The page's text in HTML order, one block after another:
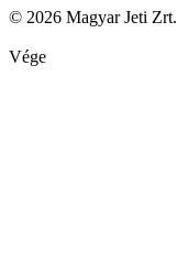
© 2026 Magyar Jeti Zrt.
Vége